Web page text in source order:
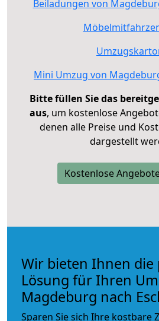
Beiladungen von
Mini Umzug von
Bitte füllen Sie das
aus, um kostenlose
denen alle Preise und
dargestellt
Kostenlose
Wir bieten Ihnen die
Lösung für Ihren
Magdeburg nach
Sparen Sie sich Ihre kostbare